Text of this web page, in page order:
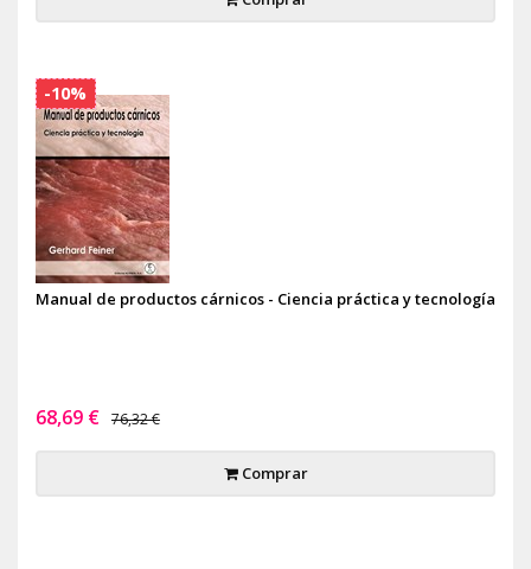
Manual de productos cárnicos - Ciencia práctica y tecnología
68,69 € 76,32 €
Comprar
-10%